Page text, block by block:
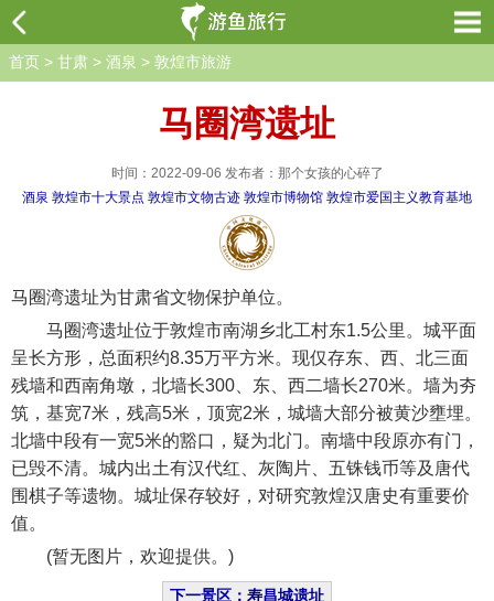
首页 > 甘肃 > 酒泉 > 敦煌市旅游
马圈湾遗址
时间：2022-09-06 发布者：那个女孩的心碎了
酒泉 敦煌市十大景点 敦煌市文物古迹 敦煌市博物馆 敦煌市爱国主义教育基地
马圈湾遗址为甘肃省文物保护单位。
马圈湾遗址位于敦煌市南湖乡北工村东1.5公里。城平面
呈长方形，总面积约8.35万平方米。现仅存东、西、北三面
残墙和西南角墩，北墙长300、东、西二墙长270米。墙为夯
筑，基宽7米，残高5米，顶宽2米，城墙大部分被黄沙壅埋。
北墙中段有一宽5米的豁口，疑为北门。南墙中段原亦有门，
已毁不清。城内出土有汉代红、灰陶片、五铢钱币等及唐代
围棋子等遗物。城址保存较好，对研究敦煌汉唐史有重要价
值。
(暂无图片，欢迎提供。)
下一景区：寿昌城遗址